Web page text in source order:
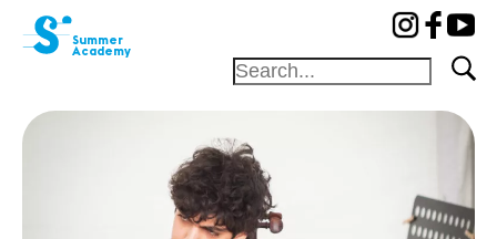
Summer
Academy